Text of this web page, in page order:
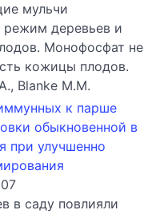
мульчи
режим деревьев и
Монофосфат не
кожицы плодов.
Blanke M.M.
к парше
обыкновенной в
при улучшенно
в саду повлияли